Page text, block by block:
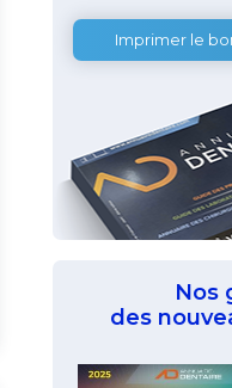
Imprimer le
Nos
des